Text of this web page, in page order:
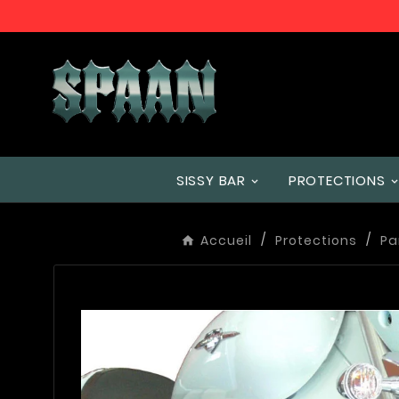
SISSY BAR PROTECTIONS
Accueil Protections